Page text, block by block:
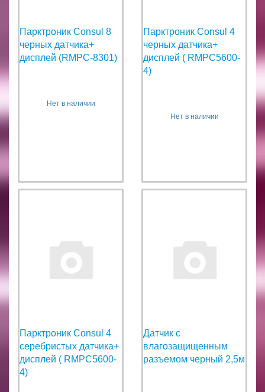
Парктроник Consul 8
черных датчика+
дисплей (RMPC-8301)
Нет в наличии
Парктроник Consul 4
черных датчика+
дисплей ( RMPC5600-
4)
Нет в наличии
Парктроник Consul 4
серебристых датчика+
дисплей ( RMPC5600-
4)
Датчик с
влагозащищенным
разъемом черный 2,5м